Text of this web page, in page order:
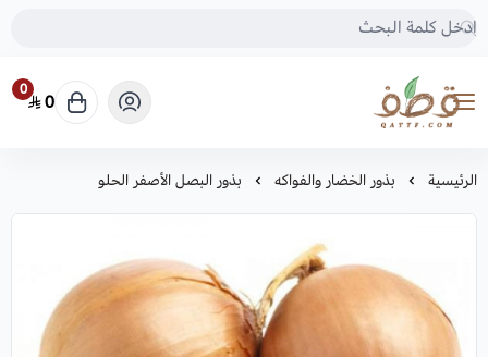
متجر قطف للبذور
0
0
الرئيسية بذور الخضار والفواكه بذور البصل الأصفر الحلو